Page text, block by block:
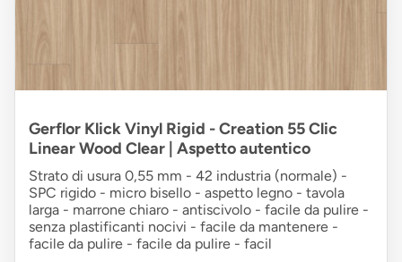
Gerflor Klick Vinyl Rigid - Creation 55 Clic
Linear Wood Clear | Aspetto autentico
Strato di usura 0,55 mm - 42 industria (normale) -
SPC rigido - micro bisello - aspetto legno - tavola
larga - marrone chiaro - antiscivolo - facile da pulire -
senza plastificanti nocivi - facile da mantenere -
facile da pulire - facile da pulire - facil